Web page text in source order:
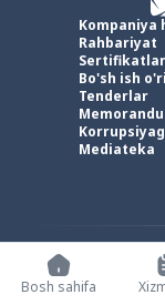
Kompaniya
Rahbariyat
Sertifikatlar
Bo'sh ish
Tenderlar
Mediateka
UZINFOCOM ©
Bosh sahifa